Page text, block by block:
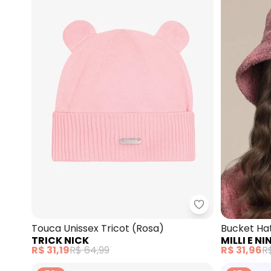
Trick Nick -
Touca Unissex Tricot (Rosa)
TRICK NICK
R$ 31,19R$ 64,99
Bucket
(Rosa)
MILLI E
R$ 31,96